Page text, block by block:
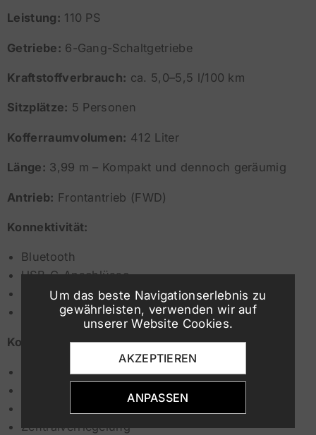
Um das beste Navigationserlebnis zu
gewährleisten, verwenden wir auf
unserer Website Cookies.
AKZEPTIEREN
ANPASSEN
Leistung: 110 PS
Getriebe: 6-Gang-Schaltgetriebe
Kraftstoffverbrauch: ca. 5,0–5,5 l/100 km
Sitzplätze: 5 Personen
Kofferraumvolumen: 412 Liter
Länge: 3,99 m – Kompakt und dennoch geräumig
Antrieb: Frontantrieb (FWD)
Konnektivität:
Bluetooth
USB-C-Anschlüsse
Apple CarPlay & Android Auto (je nach Version)
10,25"-Infotainmentdisplay
Komfort & Ausstattung:
Klimaanlage
Elektrische Fensterheber
Zentralverriegelung